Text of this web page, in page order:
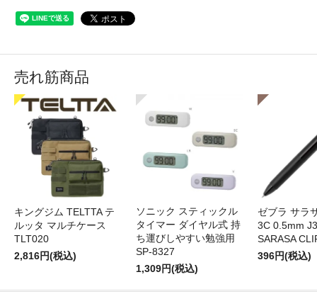
売れ筋商品
キングジム TELTTA テ
ルッタ マルチケース
TLT020
2,816円(税込)
ソニック スティックル
タイマー ダイヤル式 持
ち運びしやすい勉強用
SP-8327
1,309円(税込)
ゼブラ サラ
3C 0.5mm
SARASA
396円(税込)